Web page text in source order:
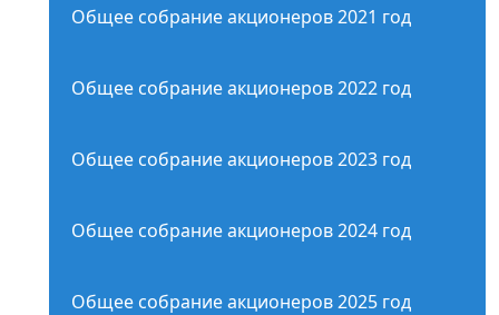
Общее собрание акционеров 2021 год
Общее собрание акционеров 2022 год
Общее собрание акционеров 2023 год
Общее собрание акционеров 2024 год
Общее собрание акционеров 2025 год